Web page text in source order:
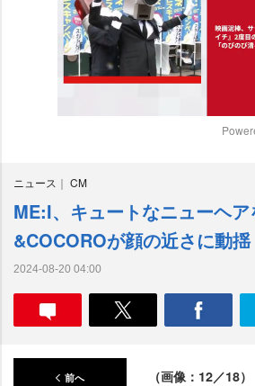
ニュース CM
ME:I、キュートなニューヘ
&COCOROが顔の近さに動揺
2024-08-20 04:00
前へ （画像：12／18）